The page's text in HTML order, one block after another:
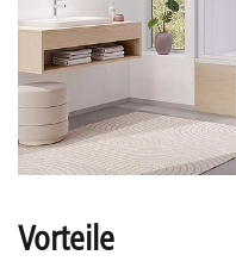
Vorteile